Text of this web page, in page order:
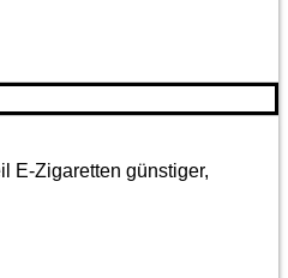
E-Zigaretten günstiger,